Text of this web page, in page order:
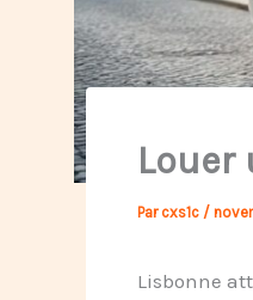
Louer
Par cxs1c /
Lisbonne